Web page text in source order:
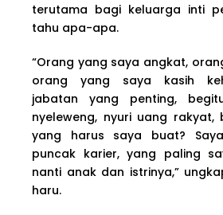
terutama bagi keluarga inti
tahu apa-apa.
“Orang yang saya angkat,
orang yang saya kasih
jabatan yang penting,
nyeleweng, nyuri uang rakyat,
yang harus saya buat?
puncak karier, yang paling
nanti anak dan istrinya,”
haru.